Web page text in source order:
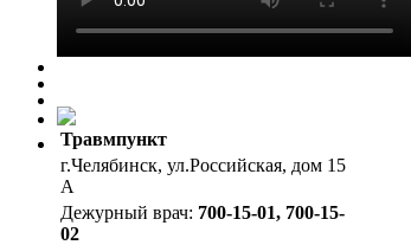
Травмпункт
г.Челябинск, ул.Российская, дом 15
А
Дежурный врач: 700-15-01, 700-15-
02